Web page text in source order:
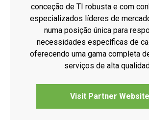
conceção de TI robusta e com
especializados líderes de
numa posição única para
necessidades específicas de
oferecendo uma gama completa
serviços de alta
Visit Partner Website